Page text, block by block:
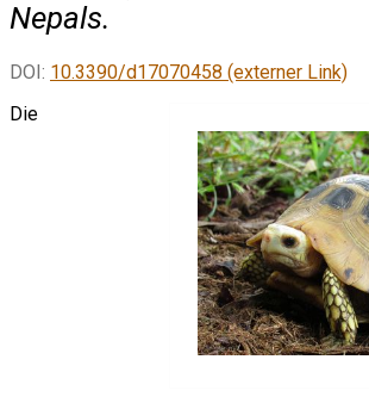
Nepals.
DOI: 10.3390/d17070458 (externer Link)
Die